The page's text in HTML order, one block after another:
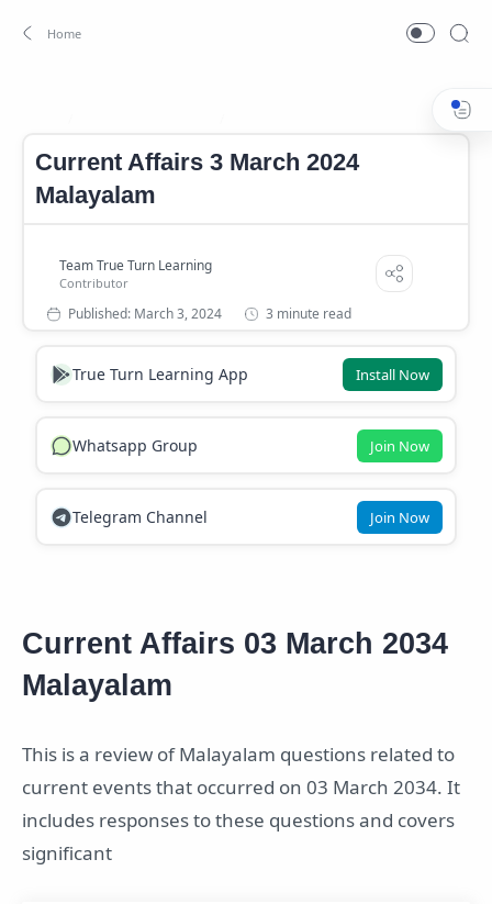
Current Affairs 3 March 2024
Malayalam
3 minute read
True Turn Learning App Install Now
Whatsapp Group Join Now
Telegram Channel Join Now
Current Affairs 03 March 2034
Malayalam
This is a review of Malayalam questions related to
current events that occurred on 03 March 2034. It
includes responses to these questions and covers
significant